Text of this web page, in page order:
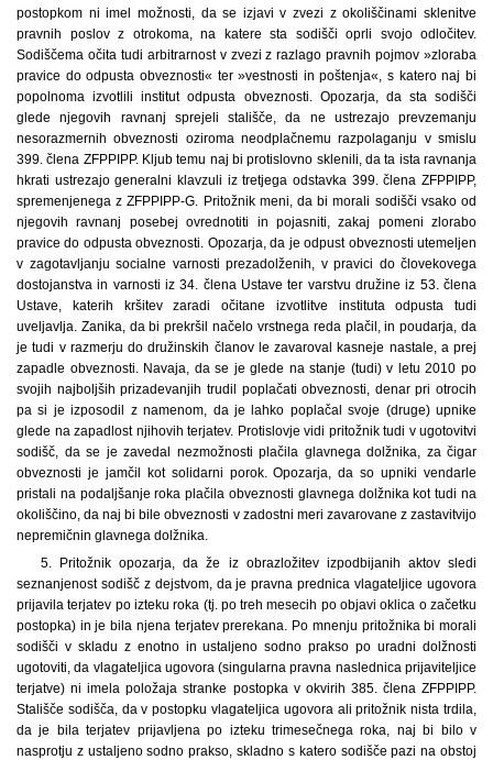
postopkom ni imel možnosti, da se izjavi v zvezi z okoliščinami sklenitve
pravnih poslov z otrokoma, na katere sta sodišči oprli svojo odločitev.
Sodiščema očita tudi arbitrarnost v zvezi z razlago pravnih pojmov »zloraba
pravice do odpusta obveznosti« ter »vestnosti in poštenja«, s katero naj bi
popolnoma izvotlili institut odpusta obveznosti. Opozarja, da sta sodišči
glede njegovih ravnanj sprejeli stališče, da ne ustrezajo prevzemanju
nesorazmernih obveznosti oziroma neodplačnemu razpolaganju v smislu
399. člena ZFPPIPP. Kljub temu naj bi protislovno sklenili, da ta ista ravnanja
hkrati ustrezajo generalni klavzuli iz tretjega odstavka 399. člena ZFPPIPP,
spremenjenega z ZFPPIPP-G. Pritožnik meni, da bi morali sodišči vsako od
njegovih ravnanj posebej ovrednotiti in pojasniti, zakaj pomeni zlorabo
pravice do odpusta obveznosti. Opozarja, da je odpust obveznosti utemeljen
v zagotavljanju socialne varnosti prezadolženih, v pravici do človekovega
dostojanstva in varnosti iz 34. člena Ustave ter varstvu družine iz 53. člena
Ustave, katerih kršitev zaradi očitane izvotlitve instituta odpusta tudi
uveljavlja. Zanika, da bi prekršil načelo vrstnega reda plačil, in poudarja, da
je tudi v razmerju do družinskih članov le zavaroval kasneje nastale, a prej
zapadle obveznosti. Navaja, da se je glede na stanje (tudi) v letu 2010 po
svojih najboljših prizadevanjih trudil poplačati obveznosti, denar pri otrocih
pa si je izposodil z namenom, da je lahko poplačal svoje (druge) upnike
glede na zapadlost njihovih terjatev. Protislovje vidi pritožnik tudi v ugotovitvi
sodišč, da se je zavedal nezmožnosti plačila glavnega dolžnika, za čigar
obveznosti je jamčil kot solidarni porok. Opozarja, da so upniki vendarle
pristali na podaljšanje roka plačila obveznosti glavnega dolžnika kot tudi na
okoliščino, da naj bi bile obveznosti v zadostni meri zavarovane z zastavitvijo
nepremičnin glavnega dolžnika.
5. Pritožnik opozarja, da že iz obrazložitev izpodbijanih aktov sledi
seznanjenost sodišč z dejstvom, da je pravna prednica vlagateljice ugovora
prijavila terjatev po izteku roka (tj. po treh mesecih po objavi oklica o začetku
postopka) in je bila njena terjatev prerekana. Po mnenju pritožnika bi morali
sodišči v skladu z enotno in ustaljeno sodno prakso po uradni dolžnosti
ugotoviti, da vlagateljica ugovora (singularna pravna naslednica prijaviteljice
terjatve) ni imela položaja stranke postopka v okvirih 385. člena ZFPPIPP.
Stališče sodišča, da v postopku vlagateljica ugovora ali pritožnik nista trdila,
da je bila terjatev prijavljena po izteku trimesečnega roka, naj bi bilo v
nasprotju z ustaljeno sodno prakso, skladno s katero sodišče pazi na obstoj